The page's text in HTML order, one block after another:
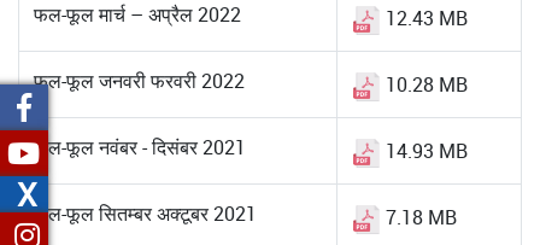
फल-फूल मार्च – अप्रैल 2022 12.43 MB
फल-फूल जनवरी फरवरी 2022 10.28 MB
फल-फूल नवंबर - दिसंबर 2021 14.93 MB
फल-फूल सितम्बर अक्टूबर 2021 7.18 MB
X